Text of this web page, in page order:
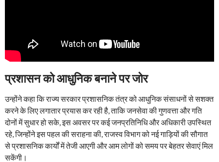
प्रशासन को आधुनिक बनाने पर जोर
उन्होंने कहा कि राज्य सरकार प्रशासनिक तंत्र को आधुनिक संसाधनों से सशक्त
करने के लिए लगातार प्रयास कर रही है, ताकि जनसेवा की गुणवत्ता और गति
दोनों में सुधार हो सके, इस अवसर पर कई जनप्रतिनिधि और अधिकारी उपस्थित
रहे, जिन्होंने इस पहल की सराहना की, राजस्व विभाग को नई गाड़ियों की सौगात
से प्रशासनिक कार्यों में तेजी आएगी और आम लोगों को समय पर बेहतर सेवाएं मिल
सकेंगी।